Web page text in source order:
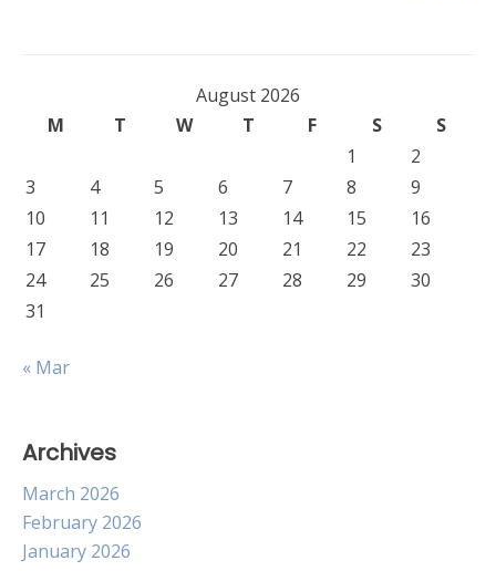
August 2026
M
T W T F S
S
1
2
3
4 5 6 7 8
9
10
11 12 13 14 15
16
17
18 19 20 21 22
23
24
25 26 27 28 29
30
31
« Mar
Archives
March 2026
February 2026
January 2026